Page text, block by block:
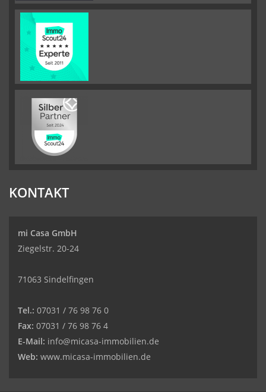
KONTAKT
mi Casa GmbH
Ziegelstr. 20-24
71063 Sindelfingen
Tel.: 07031 / 76 98 76 0
Fax: 07031 / 76 98 76 4
E-Mail: info@micasa-immobilien.de
Web: www.micasa-immobilien.de